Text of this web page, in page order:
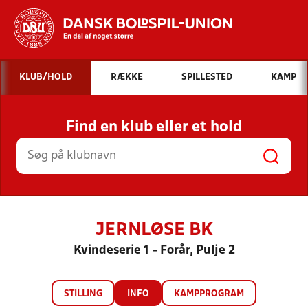
Hvad vil du søge efter?
INDHOLD OG NYHEDER
STILLINGER, RESULTATER, KLUBBER OG
HOLD
KLUB/HOLD RÆKKE SPILLESTED KAMP
Find en klub eller et hold
JERNLØSE BK
Kvindeserie 1 - Forår, Pulje 2
STILLING INFO KAMPPROGRAM